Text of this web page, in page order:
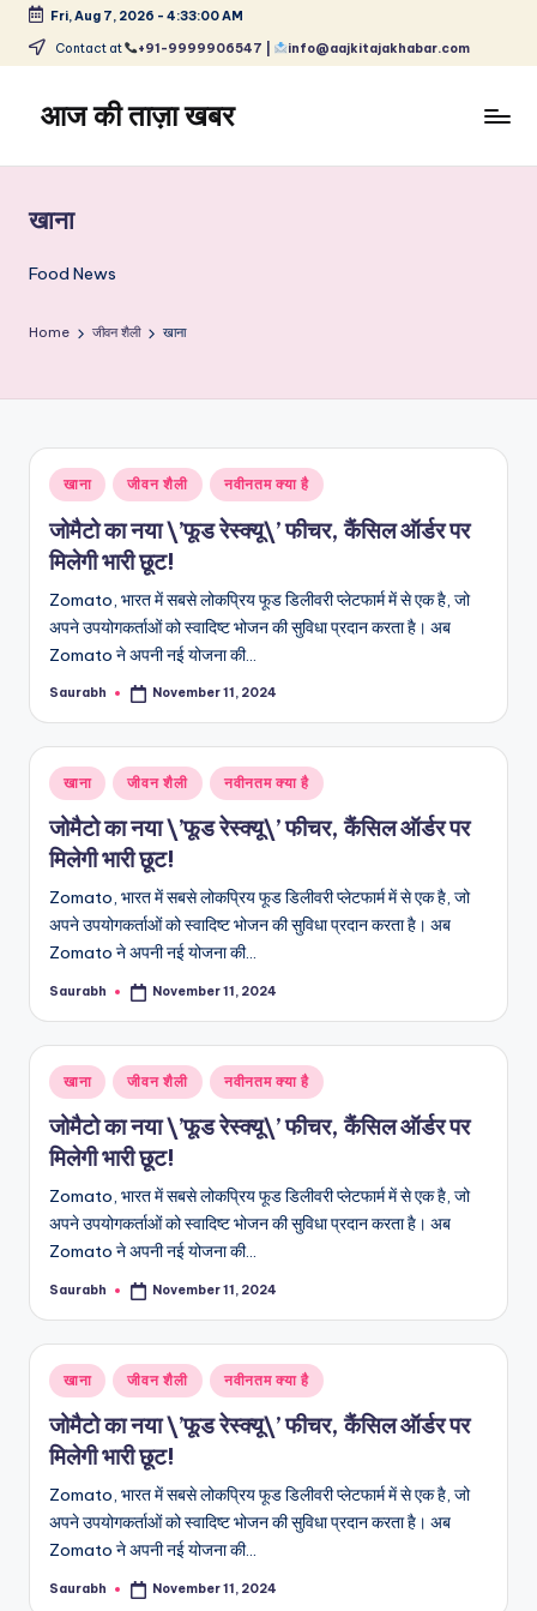
Skip
content
Fri, Aug 7, 2026 - 4:33:00 AM
Contact at +91-9999906547 | info@aajkitajakhabar.com
आज की ताज़ा खबर
ताज़ा
समाचार
और
खाना
Food News
Home जीवन शैली खाना
Posted
in
खाना जीवन शैली नवीनतम क्या है
जोमैटो का नया \’फूड रेस्क्यू\’ फीचर, कैंसिल ऑर्डर पर
मिलेगी भारी छूट!
Zomato, भारत में सबसे लोकप्रिय फूड डिलीवरी प्लेटफार्म में से एक है, जो
अपने उपयोगकर्ताओं को स्वादिष्ट भोजन की सुविधा प्रदान करता है। अब
Zomato ने अपनी नई योजना की…
Posted
Saurabh November 11, 2024
Posted
in
खाना जीवन शैली नवीनतम क्या है
जोमैटो का नया \’फूड रेस्क्यू\’ फीचर, कैंसिल ऑर्डर पर
मिलेगी भारी छूट!
Zomato, भारत में सबसे लोकप्रिय फूड डिलीवरी प्लेटफार्म में से एक है, जो
अपने उपयोगकर्ताओं को स्वादिष्ट भोजन की सुविधा प्रदान करता है। अब
Zomato ने अपनी नई योजना की…
Posted
Saurabh November 11, 2024
Posted
in
खाना जीवन शैली नवीनतम क्या है
जोमैटो का नया \’फूड रेस्क्यू\’ फीचर, कैंसिल ऑर्डर पर
मिलेगी भारी छूट!
Zomato, भारत में सबसे लोकप्रिय फूड डिलीवरी प्लेटफार्म में से एक है, जो
अपने उपयोगकर्ताओं को स्वादिष्ट भोजन की सुविधा प्रदान करता है। अब
Zomato ने अपनी नई योजना की…
Posted
Saurabh November 11, 2024
Posted
in
खाना जीवन शैली नवीनतम क्या है
जोमैटो का नया \’फूड रेस्क्यू\’ फीचर, कैंसिल ऑर्डर पर
मिलेगी भारी छूट!
Zomato, भारत में सबसे लोकप्रिय फूड डिलीवरी प्लेटफार्म में से एक है, जो
अपने उपयोगकर्ताओं को स्वादिष्ट भोजन की सुविधा प्रदान करता है। अब
Zomato ने अपनी नई योजना की…
Posted
Saurabh November 11, 2024